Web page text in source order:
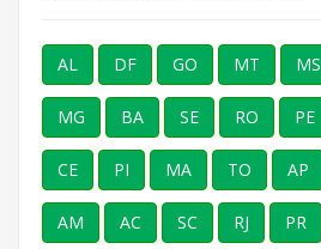
AL DF GO MT MS
MG BA SE RO PE
CE PI MA TO AP
AM AC SC RJ PR